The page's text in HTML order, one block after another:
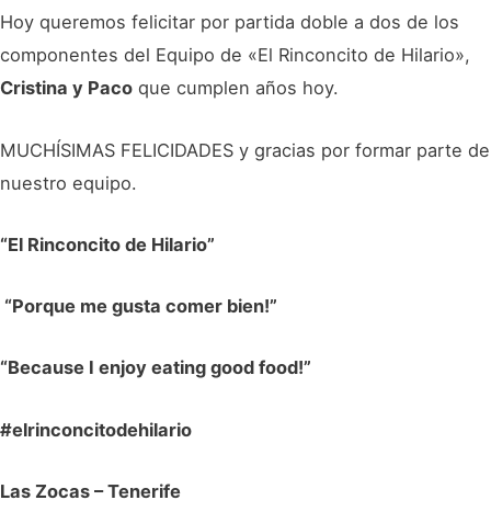
Hoy queremos felicitar por partida doble a dos de los
componentes del Equipo de «El Rinconcito de Hilario»,
Cristina y Paco que cumplen años hoy.
MUCHÍSIMAS FELICIDADES y gracias por formar parte de
nuestro equipo.
“El Rinconcito de Hilario”
“Porque me gusta comer bien!”
“Because I enjoy eating good food!”
#elrinconcitodehilario
Las Zocas – Tenerife